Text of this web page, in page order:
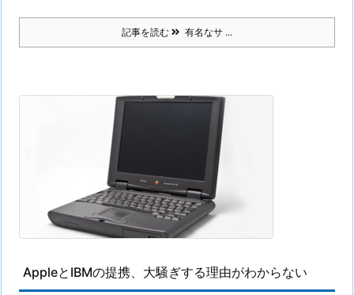
記事を読む 有名なサ ...
AppleとIBMの提携、大騒ぎする理由がわからない